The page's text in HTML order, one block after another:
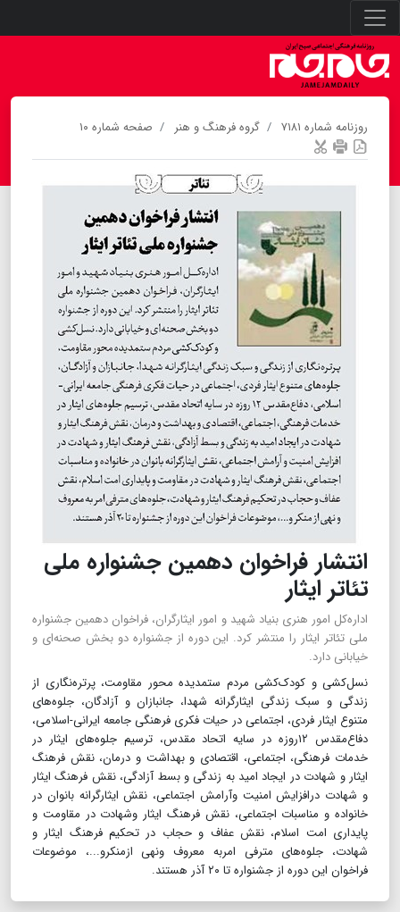
روزنامه شماره ۷۱۸۱ گروه فرهنگ و هنر صفحه شماره ۱۰
انتشار فراخوان دهمین جشنواره ملی
تئاتر ایثار
اداره‌کل امور هنری بنیاد شهید و امور ایثارگران، فراخوان دهمین جشنواره
ملی تئاتر ایثار را منتشر کرد. این دوره از جشنواره دو بخش صحنه‌ای و
خیابانی دارد.
نسل‌کشی و کودک‌کشی مردم ستمدیده محور مقاومت، پرتره‌نگاری از
زندگی و سبک زندگی ایثارگرانه شهدا، جانبازان و آزادگان، جلوه‌های
متنوع ایثار فردی، اجتماعی در حیات فکری فرهنگی جامعه ایرانی-اسلامی،
دفاع‌مقدس ۱۲روزه در سایه اتحاد مقدس، ترسیم جلوه‌های ایثار در
خدمات فرهنگی، اجتماعی، اقتصادی و بهداشت و درمان، نقش فرهنگ
ایثار و شهادت در ایجاد امید به زندگی و بسط آزادگی، نقش فرهنگ ایثار
و شهادت درافزایش امنیت وآرامش اجتماعی، نقش ایثارگرانه بانوان در
خانواده و مناسبات اجتماعی، نقش فرهنگ ایثار وشهادت در مقاومت و
پایداری امت اسلام، نقش عفاف و حجاب در تحکیم فرهنگ ایثار و
شهادت، جلوه‌های مترفی امربه معروف ونهی ازمنکرو...، موضوعات
فراخوان این دوره از جشنواره تا ۲۰ آذر هستند.